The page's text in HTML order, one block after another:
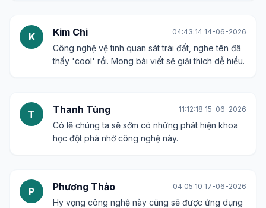
K Kim Chi 04:43:14 14-06-2026
Công nghệ vệ tinh quan sát trái đất, nghe tên đã
thấy 'cool' rồi. Mong bài viết sẽ giải thích dễ hiểu.
T Thanh Tùng 11:12:18 15-06-2026
Có lẽ chúng ta sẽ sớm có những phát hiện khoa
học đột phá nhờ công nghệ này.
P Phương Thảo 04:05:10 17-06-2026
Hy vọng công nghệ này cũng sẽ được ứng dụng